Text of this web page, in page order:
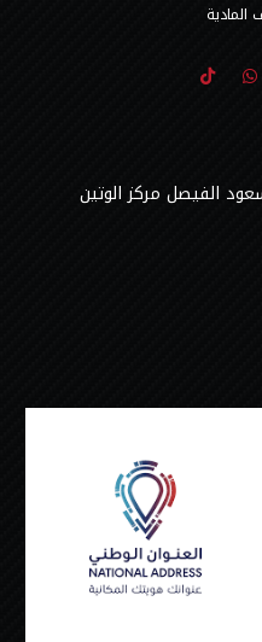
المادية
الفيصل مركز الوتين